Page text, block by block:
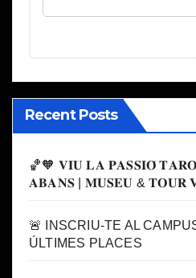
Recent Posts
🏀🧡 𝐕𝐈𝐔 𝐋𝐀 𝐏𝐀𝐒𝐒𝐈𝐎́
𝐀𝐁𝐀𝐍𝐒 | 𝐌𝐔𝐒𝐄𝐔 & 𝐓𝐎𝐔𝐑
🚨 INSCRIU-TE AL
ÚLTIMES PLACES